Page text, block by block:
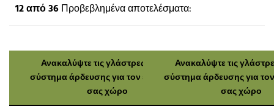
12από 36Προβεβλημένα αποτελέσματα:
Ανακαλύψτε τις γλάστρες μας με
σύστημα άρδευσης για τον εξωτερικό
σας χώρο
Ανακαλύψτε τις
σύστημα άρδευσης για
σας χώρο